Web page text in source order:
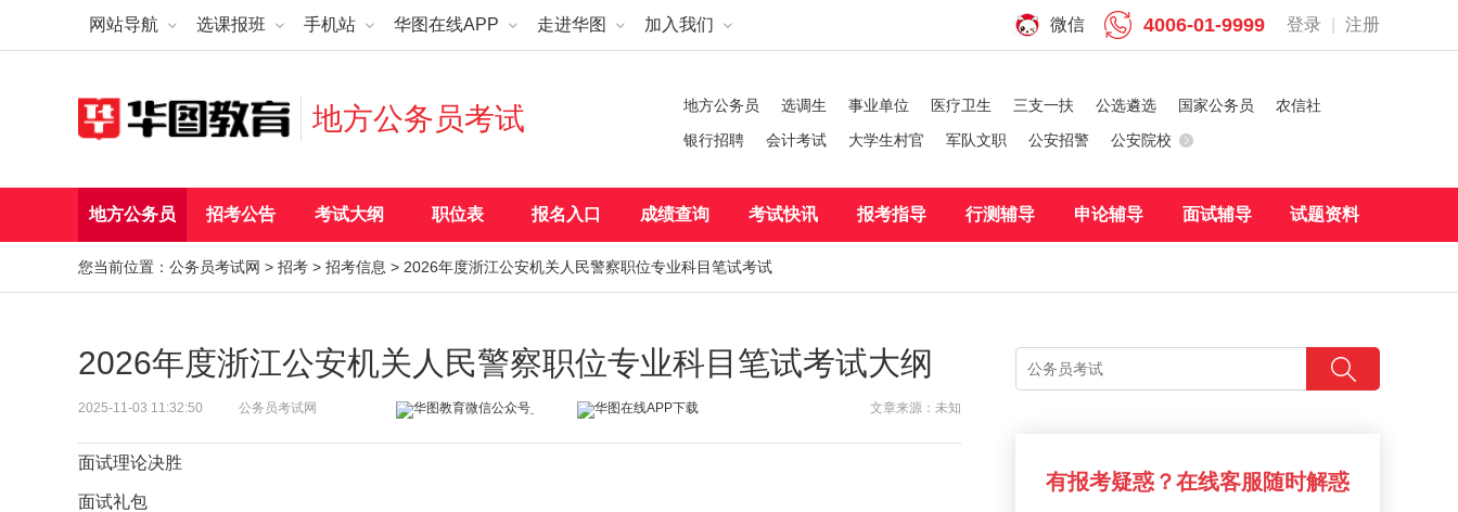
网站导航 选课报班 手机站 华图在线APP 走进华图 加入我们 登录 注册
4006-01-9999
微信
地方公务员考试 地方公务员 选调生 事业单位 医疗卫生 三支一扶 公选遴选 国家公务员
农信社
银行招聘
会计考试 大学生村官 军队文职 公安招警 公安院校
地方公务员 招考公告 考试大纲 职位表 报名入口 成绩查询 考试快讯 报考指导 行测辅导 申论辅导 面试辅导 试题资料
您当前位置： 公务员考试网 > 招考 > 招考信息 > 2026年度浙江公安机关人民警察职位专业科目笔试考试
2026年度浙江公安机关人民警察职位专业科目笔试考试大纲
2025-11-03 11:32:50 公务员考试网 文章来源：未知
面试理论决胜
面试礼包
有报考疑惑？在线客服随时解惑